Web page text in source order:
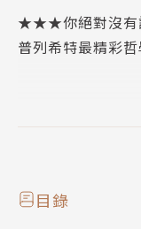
★★★你絕對沒有
普列希特最精彩
星，其每一本哲
行榜。他將帶著
目錄